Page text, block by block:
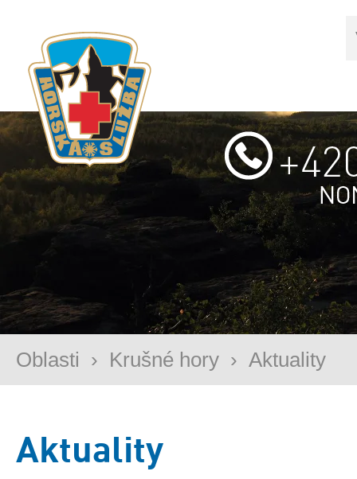
Oblasti › Krušné hory › Aktuality
Aktuality